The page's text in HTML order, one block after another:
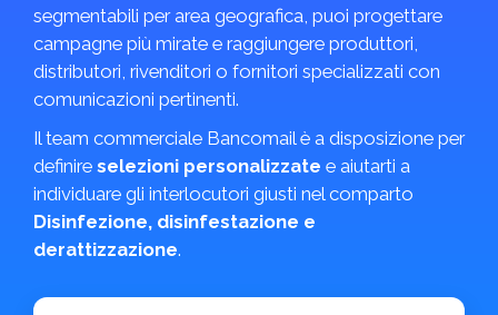
segmentabili per area geografica, puoi progettare
campagne più mirate e raggiungere produttori,
distributori, rivenditori o fornitori specializzati con
comunicazioni pertinenti.
Il team commerciale Bancomail è a disposizione per
definire selezioni personalizzate e aiutarti a
individuare gli interlocutori giusti nel comparto
Disinfezione, disinfestazione e
derattizzazione.